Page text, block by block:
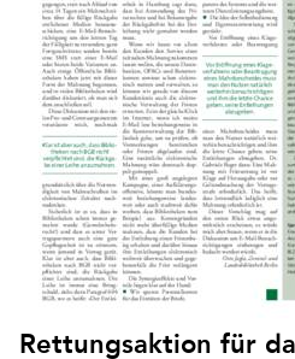
Rettungsaktion für